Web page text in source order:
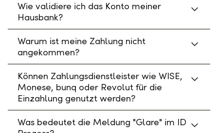
Wie validiere ich das Konto meiner
Hausbank?
Warum ist meine Zahlung nicht
angekommen?
Können Zahlungsdienstleister wie WISE,
Monese, bunq oder Revolut für die
Einzahlung genutzt werden?
Was bedeutet die Meldung "Glare" im ID